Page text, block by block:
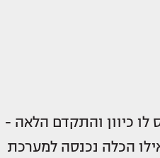
לו כיוון והתקדם הלאה -
הכלה נכנסה למערכת